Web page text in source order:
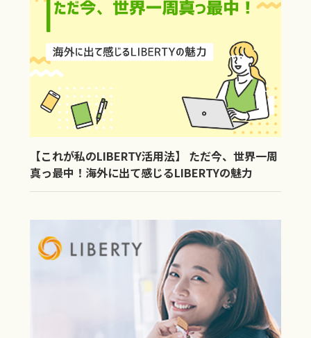
【これが私のLIBERTY活用法】 ただ今、世界一周
真っ最中！海外に出て感じるLIBERTYの魅力